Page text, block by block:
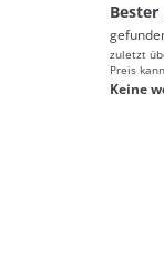
Bester
zuletzt
Preis
Keine